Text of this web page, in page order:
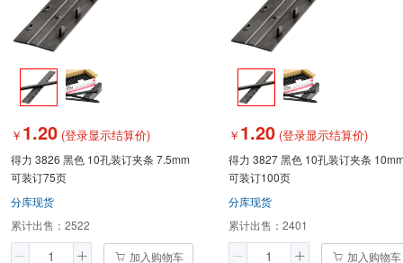
￥ 1.20 (登录显示结算价)
得力 3826 黑色 10孔装订夹条 7.5mm
可装订75页
分库现货
累计出售： 2522
加入购物车
￥ 1.20 (登录显示结算价)
得力 3827 黑色 10孔装订夹条
可装订100页
分库现货
累计出售： 2401
加入购物车